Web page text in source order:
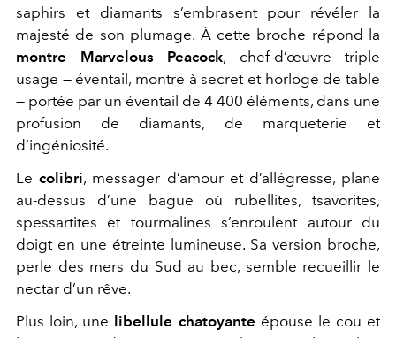
saphirs et diamants s’embrasent pour révéler la
majesté de son plumage. À cette broche répond la
montre Marvelous Peacock, chef-d’œuvre triple
usage — éventail, montre à secret et horloge de table
— portée par un éventail de 4 400 éléments, dans une
profusion de diamants, de marqueterie et
d’ingéniosité.
Lecolibri, messager d’amour et d’allégresse, plane
au-dessus d’une bague où rubellites, tsavorites,
spessartites et tourmalines s’enroulent autour du
doigt en une étreinte lumineuse. Sa version broche,
perle des mers du Sud au bec, semble recueillir le
nectar d’un rêve.
Plus loin, une libellule chatoyante épouse le cou et